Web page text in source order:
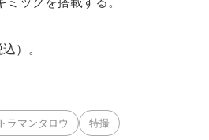
）。
ラマンタロウ 特撮